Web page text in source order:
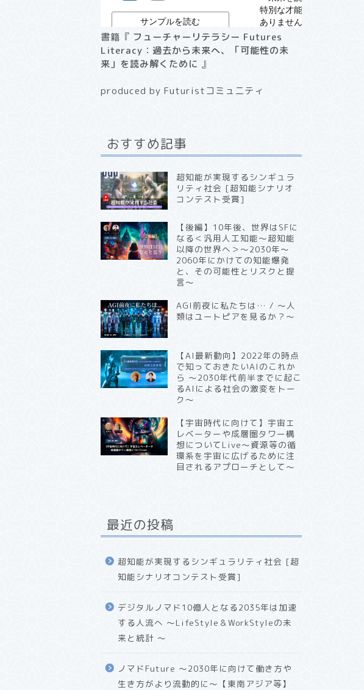
書籍『 フューチャーリテラシー Futures
Literacy：過去から未来へ、「可能性の未
来」を読み解くために 』
produced by Futuristコミュニティ
おすすめ記事
超知能が実現するシンギュラ
リティ社会 [超知能シナリオ
コンテスト受賞]
【後編】10年後、世界はSFに
なる＜汎用人工知能〜超知能
以降の世界へ＞〜2030年〜
2060年にかけての知能爆発
と、その可能性とリスクと提
言〜
AGI前夜に私たちは… / 〜人
類はユートピアを見るか？〜
【AI最新動向】2022年の時点
で知っておきたいAIのこれか
ら 〜2030年代前半までに起こ
るAIによる社会の激変をトー
ク〜
【宇宙時代に向けて】宇宙エ
レベーターや成層圏タワー構
想についてLive〜資源等の循
環系を宇宙に広げるために注
目されるアプローチとして〜
最近の投稿
超知能が実現するシンギュラリティ社会 [超
知能シナリオコンテスト受賞]
デジタルノマド10億人となる2035年は加速
する人流へ 〜LifeStyle＆WorkStyleの未
来と統計 〜
ノマドFuture 〜2030年に向けて働き方や
生き方がより流動的に〜【東南アジア等】